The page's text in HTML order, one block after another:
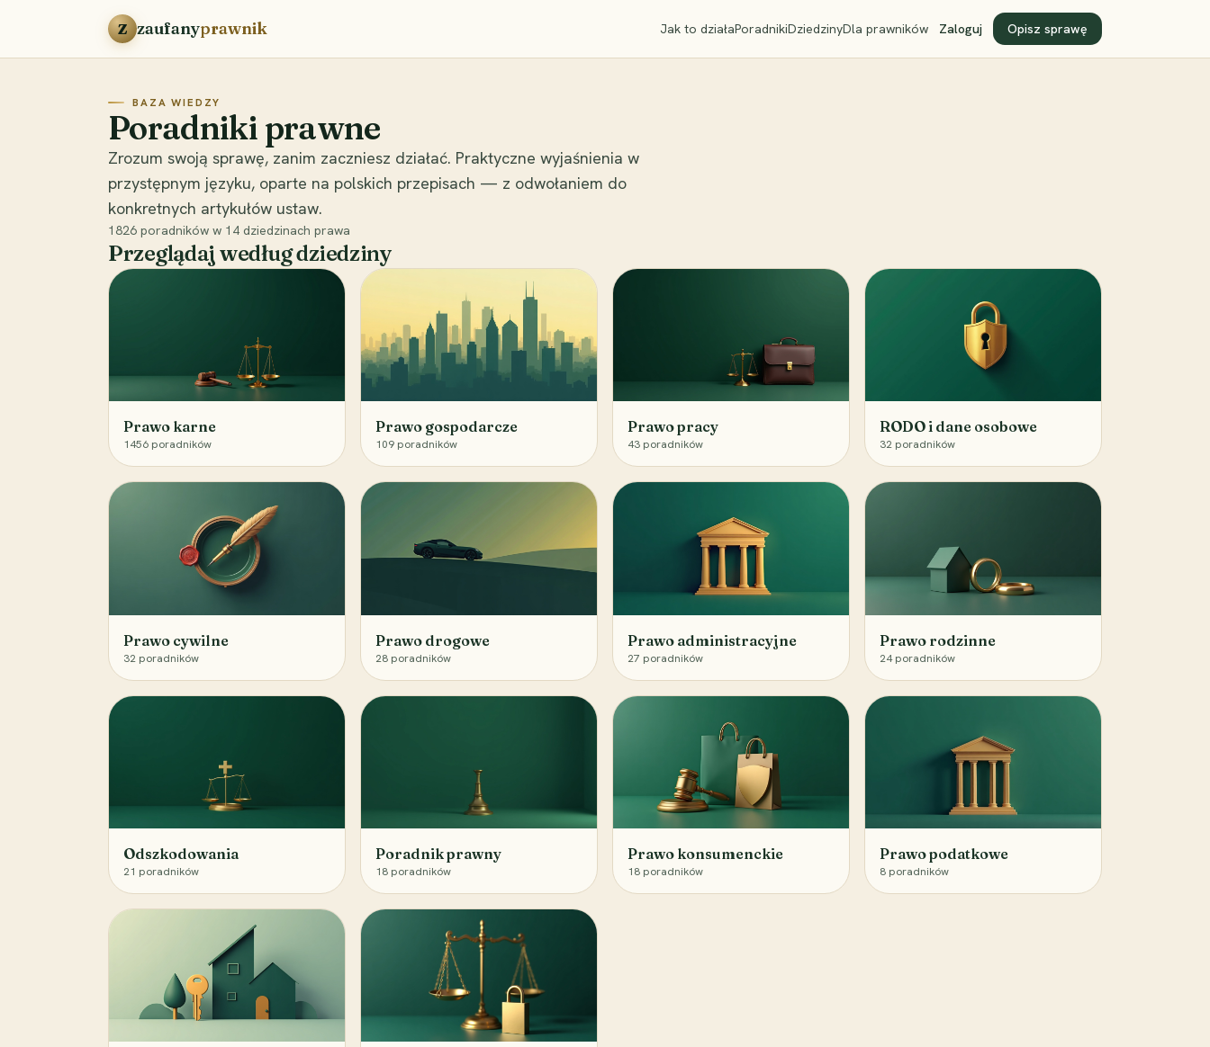
Przejdź do treści
Z zaufanyprawnik Jak to działaPoradnikiDziedzinyDla prawników Zaloguj Opisz sprawę
BAZA WIEDZY
Poradniki prawne
Zrozum swoją sprawę, zanim zaczniesz działać. Praktyczne wyjaśnienia w
przystępnym języku, oparte na polskich przepisach — z odwołaniem do
konkretnych artykułów ustaw.
1826 poradników w 14 dziedzinach prawa
Przeglądaj według dziedziny
Prawo karne
1456 poradników
Prawo gospodarcze
109 poradników
Prawo pracy
43 poradników
RODO i dane osobowe
32 poradników
Prawo cywilne
32 poradników
Prawo drogowe
28 poradników
Prawo administracyjne
27 poradników
Prawo rodzinne
24 poradników
Odszkodowania
21 poradników
Poradnik prawny
18 poradników
Prawo konsumenckie
18 poradników
Prawo podatkowe
8 poradników